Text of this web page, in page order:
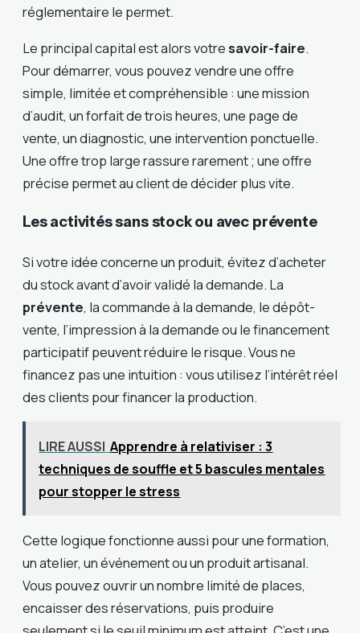
réglementaire le permet.
Le principal capital est alors votresavoir-faire.
Pour démarrer, vous pouvez vendre une offre
simple, limitée et compréhensible : une mission
d’audit, un forfait de trois heures, une page de
vente, un diagnostic, une intervention ponctuelle.
Une offre trop large rassure rarement ; une offre
précise permet au client de décider plus vite.
Les activités sans stock ou avec prévente
Si votre idée concerne un produit, évitez d’acheter
du stock avant d’avoir validé la demande. La
prévente, la commande à la demande, le dépôt-
vente, l’impression à la demande ou le financement
participatif peuvent réduire le risque. Vous ne
financez pas une intuition : vous utilisez l’intérêt réel
des clients pour financer la production.
LIRE AUSSI Apprendre à relativiser : 3
techniques de souffle et 5 bascules mentales
pour stopper le stress
Cette logique fonctionne aussi pour une formation,
un atelier, un événement ou un produit artisanal.
Vous pouvez ouvrir un nombre limité de places,
encaisser des réservations, puis produire